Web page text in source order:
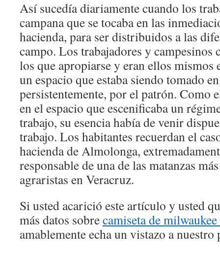
Así sucedía diariamente cuando los
campana que se tocaba en las
hacienda, para ser distribuidos a las
campo. Los trabajadores y campesinos
los que apropiarse y eran ellos mismos
un espacio que estaba siendo tomado
persistentemente, por el patrón. Como
en el espacio que escenificaba un
trabajo, su esencia había de venir
trabajo. Los habitantes recuerdan el
hacienda de Almolonga,
responsable de una de las matanzas
agraristas en Veracruz.
Si usted acarició este artículo y usted
más datos sobrecamiseta de
amablemente echa un vistazo a